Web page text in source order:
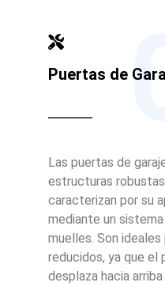
Puertas de
Las puertas de
estructuras
caracterizan por su
mediante un
muelles. Son ideales
reducidos, ya que el
desplaza hacia